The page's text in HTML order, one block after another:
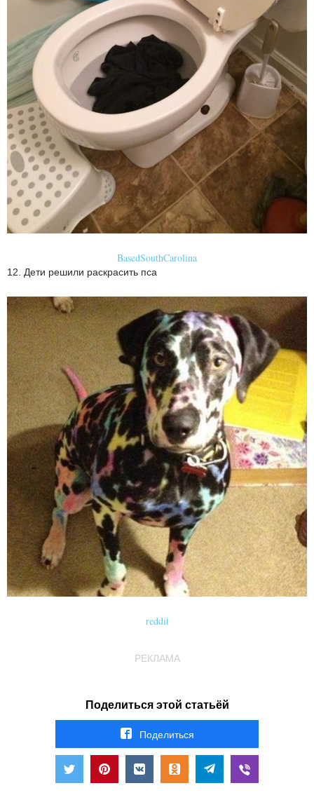
BasedSouthCarolina
12. Дети решили раскрасить пса
reddit
РЕКЛАМА
Поделиться этой статьёй
Поделиться